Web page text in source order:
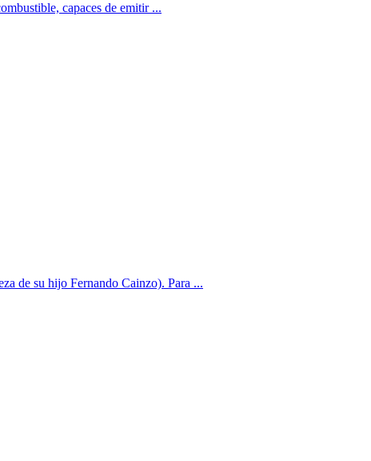
capaces de emitir ...
de su hijo Fernando Cainzo). Para ...